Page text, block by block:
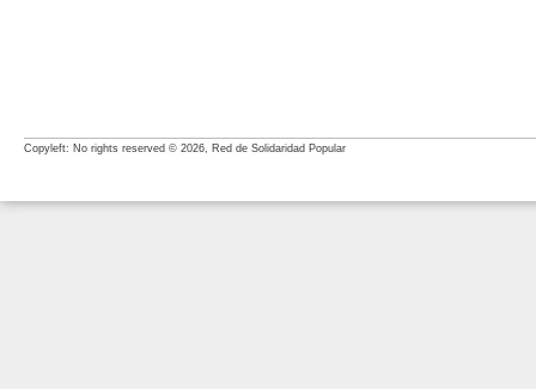
Copyleft: No rights reserved © 2026, Red de Solidaridad Popular